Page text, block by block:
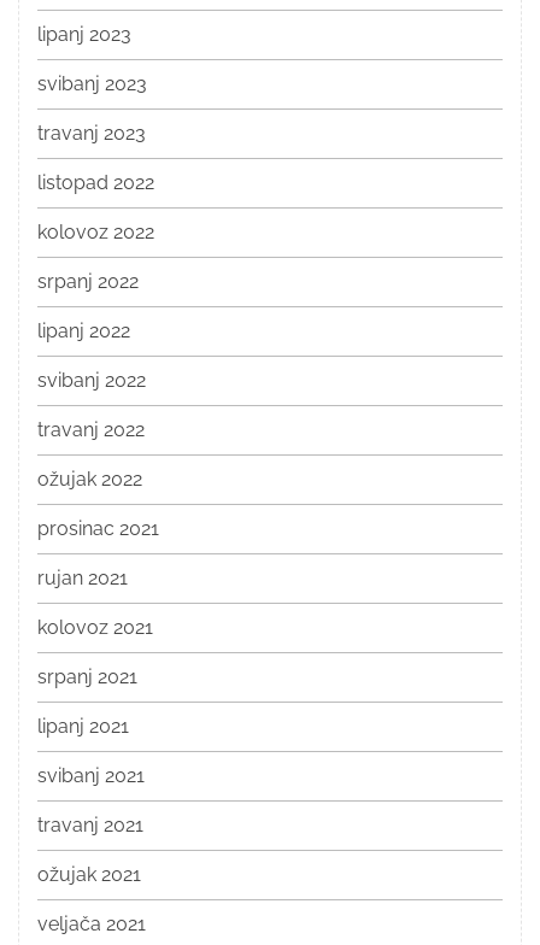
lipanj 2023
svibanj 2023
travanj 2023
listopad 2022
kolovoz 2022
srpanj 2022
lipanj 2022
svibanj 2022
travanj 2022
ožujak 2022
prosinac 2021
rujan 2021
kolovoz 2021
srpanj 2021
lipanj 2021
svibanj 2021
travanj 2021
ožujak 2021
veljača 2021